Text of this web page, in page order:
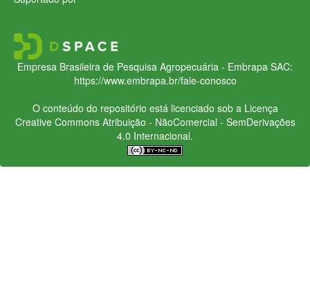
Empresa Brasileira de Pesquisa Agropecuária - Embrapa SAC:
https://www.embrapa.br/fale-conosco
O conteúdo do repositório está licenciado sob a Licença
Creative CommonsAtribuição - NãoComercial - SemDerivações
4.0 Internacional.